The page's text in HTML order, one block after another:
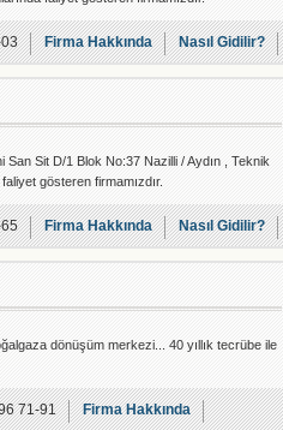
Firma Hakkında Nasıl Gidilir?
Sit D/1 Blok No:37 Nazilli / Aydın , Teknik
gösteren firmamızdır.
Firma Hakkında Nasıl Gidilir?
dönüşüm merkezi... 40 yıllık tecrübe ile
71-91
Firma Hakkında